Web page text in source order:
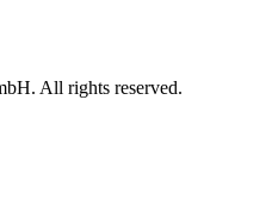
All rights reserved.